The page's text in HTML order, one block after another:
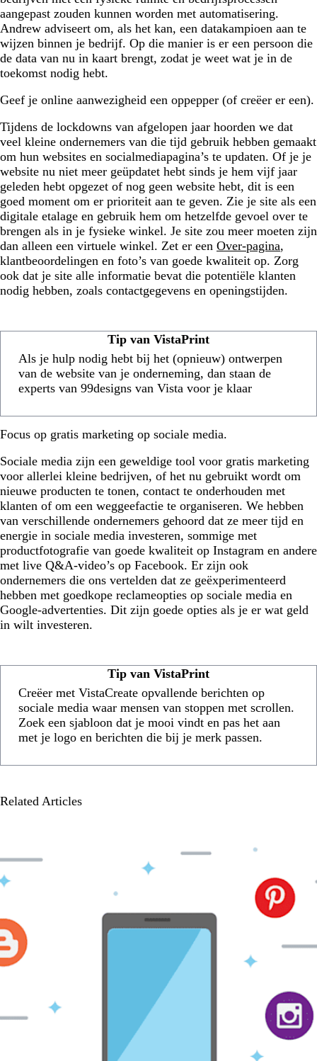
aangepast zouden kunnen worden met automatisering.
Andrew adviseert om, als het kan, een datakampioen aan te
wijzen binnen je bedrijf. Op die manier is er een persoon die
de data van nu in kaart brengt, zodat je weet wat je in de
toekomst nodig hebt.
Geef je online aanwezigheid een oppepper (of creëer er een).
Tijdens de lockdowns van afgelopen jaar hoorden we dat
veel kleine ondernemers van die tijd gebruik hebben gemaakt
om hun websites en socialmediapagina’s te updaten. Of je je
website nu niet meer geüpdatet hebt sinds je hem vijf jaar
geleden hebt opgezet of nog geen website hebt, dit is een
goed moment om er prioriteit aan te geven. Zie je site als een
digitale etalage en gebruik hem om hetzelfde gevoel over te
brengen als in je fysieke winkel. Je site zou meer moeten zijn
dan alleen een virtuele winkel. Zet er een Over-pagina,
klantbeoordelingen en foto’s van goede kwaliteit op. Zorg
ook dat je site alle informatie bevat die potentiële klanten
nodig hebben, zoals contactgegevens en openingstijden.
Tip van VistaPrint
Als je hulp nodig hebt bij het (opnieuw) ontwerpen
van de website van je onderneming, dan staan de
experts van 99designs van Vista voor je klaar
Focus op gratis marketing op sociale media.
Sociale media zijn een geweldige tool voor gratis marketing
voor allerlei kleine bedrijven, of het nu gebruikt wordt om
nieuwe producten te tonen, contact te onderhouden met
klanten of om een weggeefactie te organiseren. We hebben
van verschillende ondernemers gehoord dat ze meer tijd en
energie in sociale media investeren, sommige met
productfotografie van goede kwaliteit op Instagram en andere
met live Q&A-video’s op Facebook. Er zijn ook
ondernemers die ons vertelden dat ze geëxperimenteerd
hebben met goedkope reclameopties op sociale media en
Google-advertenties. Dit zijn goede opties als je er wat geld
in wilt investeren.
Tip van VistaPrint
Creëer met VistaCreate opvallende berichten op
sociale media waar mensen van stoppen met scrollen.
Zoek een sjabloon dat je mooi vindt en pas het aan
met je logo en berichten die bij je merk passen.
Related Articles